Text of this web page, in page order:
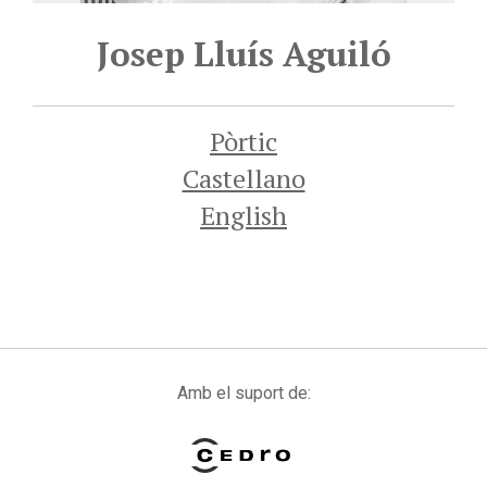
Josep Lluís Aguiló
Pòrtic
Castellano
English
Amb el suport de: